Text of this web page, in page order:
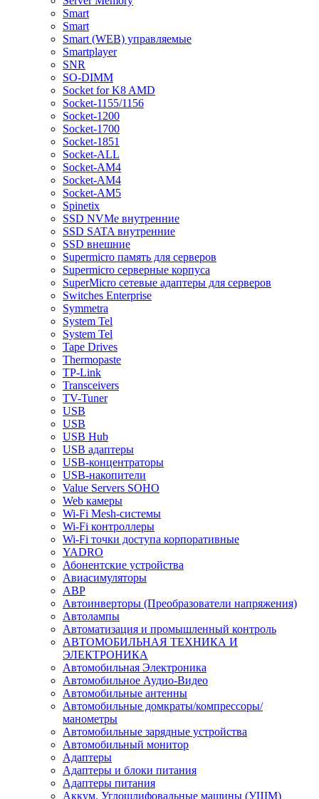
Smart
Smart
Smart (WEB) управляемые
Smartplayer
SNR
SO-DIMM
Socket for K8 AMD
Socket-1155/1156
Socket-1200
Socket-1700
Socket-1851
Socket-ALL
Socket-AM4
Socket-AM4
Socket-AM5
Spinetix
SSD NVMe внутренние
SSD SATA внутренние
SSD внешние
Supermicro память для серверов
Supermicro серверные корпуса
SuperMicro сетевые адаптеры для серверов
Switches Enterprise
Symmetra
System Tel
System Tel
Tape Drives
Thermopaste
TP-Link
Transceivers
TV-Tuner
USB
USB
USB Hub
USB адаптеры
USB-концентраторы
USB-накопители
Value Servers SOHO
Web камеры
Wi-Fi Mesh-системы
Wi-Fi контроллеры
Wi-Fi точки доступа корпоративные
YADRO
Абонентские устройства
Авиасимуляторы
АВР
Автоинверторы (Преобразователи напряжения)
Автолампы
Автоматизация и промышленный контроль
АВТОМОБИЛЬНАЯ ТЕХНИКА И
ЭЛЕКТРОНИКА
Автомобильная Электроника
Автомобильное Аудио-Видео
Автомобильные антенны
Автомобильные домкраты/компрессоры/
манометры
Автомобильные зарядные устройства
Автомобильный монитор
Адаптеры
Адаптеры и блоки питания
Адаптеры питания
Аккум. Углошлифовальные машины (УШМ)